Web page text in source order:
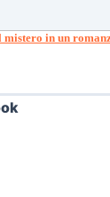
mistero in un